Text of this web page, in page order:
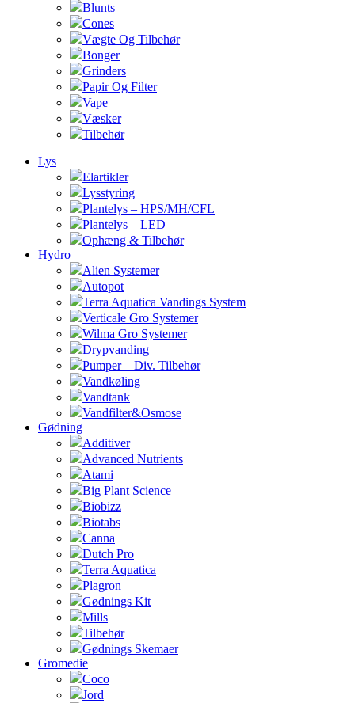
Blunts
Cones
Vægte Og Tilbehør
Bonger
Grinders
Papir Og Filter
Vape
Væsker
Tilbehør
Lys
Elartikler
Lysstyring
Plantelys – HPS/MH/CFL
Plantelys – LED
Ophæng & Tilbehør
Hydro
Alien Systemer
Autopot
Terra Aquatica Vandings System
Verticale Gro Systemer
Wilma Gro Systemer
Drypvanding
Pumper – Div. Tilbehør
Vandkøling
Vandtank
Vandfilter&Osmose
Gødning
Additiver
Advanced Nutrients
Atami
Big Plant Science
Biobizz
Biotabs
Canna
Dutch Pro
Terra Aquatica
Plagron
Gødnings Kit
Mills
Tilbehør
Gødnings Skemaer
Gromedie
Coco
Jord